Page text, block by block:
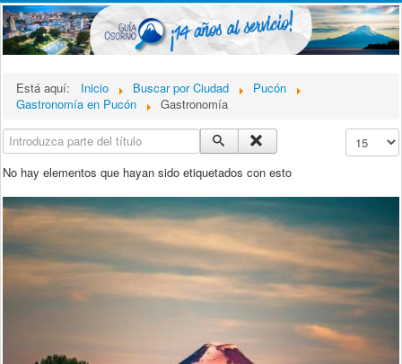
Está aquí: Inicio Buscar por Ciudad
Pucón
Gastronomía en Pucón
Gastronomía
Introduzca parte del título
Cantidad
No hay elementos que hayan sido etiquetados con esto